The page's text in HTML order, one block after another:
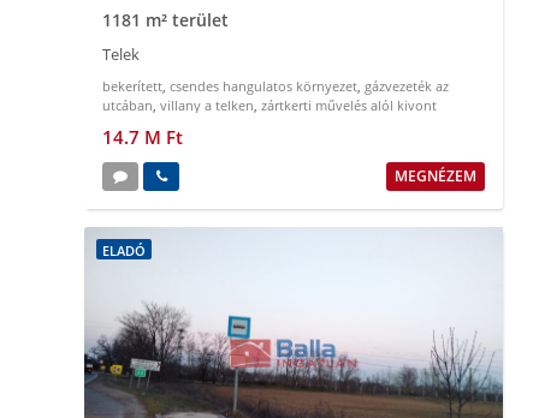
1181 m² terület
Telek
bekerített, csendes hangulatos környezet, gázvezeték az
utcában, villany a telken, zártkerti művelés alól kivont
14.7 M Ft
MEGNÉZEM
ELADÓ